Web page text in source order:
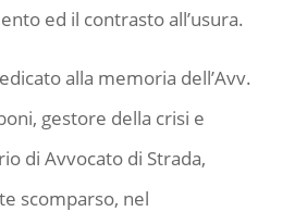
ed il contrasto all’usura.
alla memoria dell’Avv.
gestore della crisi e
di Avvocato di Strada,
scomparso, nel